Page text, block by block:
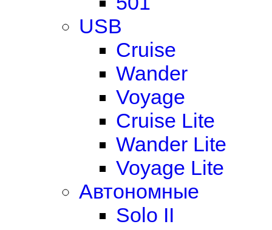
USB
Cruise
Wander
Voyage
Cruise Lite
Wander Lite
Voyage Lite
Автономные
Solo II